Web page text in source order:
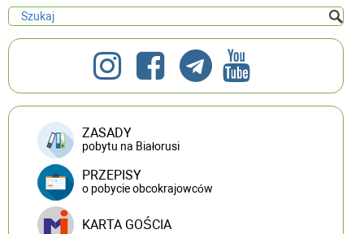
ZASADY
pobytu na Białorusi
PRZEPISY
o pobycie obcokrajowców
KARTA GOŚCIA